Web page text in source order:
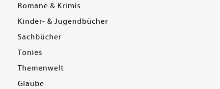
Romane & Krimis
Kinder- & Jugendbücher
Sachbücher
Tonies
Themenwelt
Glaube